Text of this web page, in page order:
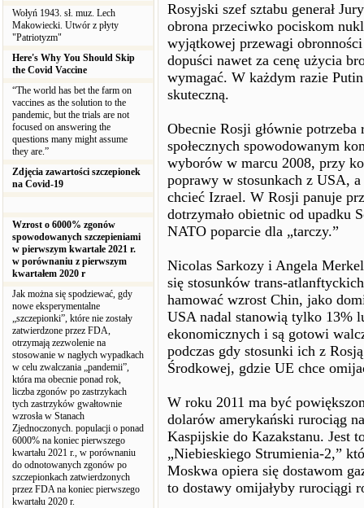
Wołyń 1943. sł. muz. Lech
Makowiecki. Utwór z płyty
"Patriotyzm"
Here's Why You Should Skip
the Covid Vaccine
“The world has bet the farm on
vaccines as the solution to the
pandemic, but the trials are not
focused on answering the
questions many might assume
they are.”
Zdjęcia zawartości szczepionek
na Covid-19
Wzrost o 6000% zgonów
spowodowanych szczepieniami
w pierwszym kwartale 2021 r.
w porównaniu z pierwszym
kwartałem 2020 r
Jak można się spodziewać, gdy
nowe eksperymentalne
„szczepionki”, które nie zostały
zatwierdzone przez FDA,
otrzymają zezwolenie na
stosowanie w nagłych wypadkach
w celu zwalczania „pandemii”,
która ma obecnie ponad rok,
liczba zgonów po zastrzykach
tych zastrzyków gwałtownie
wzrosła w Stanach
Zjednoczonych. populacji o ponad
6000% na koniec pierwszego
kwartału 2021 r., w porównaniu
do odnotowanych zgonów po
szczepionkach zatwierdzonych
przez FDA na koniec pierwszego
kwartału 2020 r.
Rosyjski szef sztabu generał
obrona przeciwko pociskom
wyjątkowej przewagi
dopuści nawet za cenę użycia
wymagać. W każdym razie
skuteczną.
Obecnie Rosji głównie
społecznych spowodowanym
wyborów w marcu 2008, przy
poprawy w stosunkach z USA,
chcieć Izrael. W Rosji panuje
dotrzymało obietnic od upadku
NATO poparcie dla „tarczy.”
Nicolas Sarkozy i Angela
się stosunków trans-
hamować wzrost Chin, jako
USA nadal stanowią tylko 13%
ekonomicznych i są gotowi
podczas gdy stosunki ich z
Środkowej, gdzie UE chce
W roku 2011 ma być
dolarów amerykański rurociąg
Kaspijskie do Kazakstanu. Jest
„Niebieskiego Strumienia-2,”
Moskwa opiera się dostawom
to dostawy omijałyby rurociągi